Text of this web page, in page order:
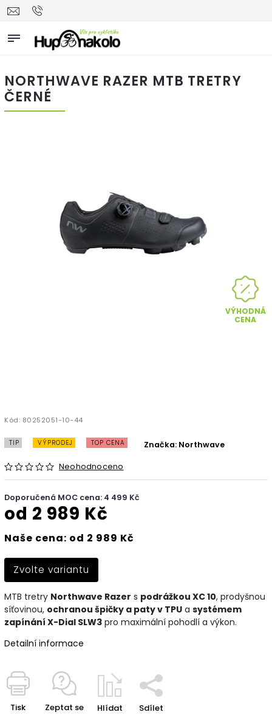
NORTHWAVE RAZER MTB TRETRY
ČERNÉ
VÝHODNÁ
CENA
Kód: 80252051-10-44
TIP VÝPRODEJ TOP CENA
Neohodnoceno
Značka: Northwave
Doporučená MOC cena: 4 499 Kč
od 2 989 Kč
Naše cena: od 2 989 Kč
Zvolte variantu
MTB tretry Northwave Razer s podrážkou XC 10, prodyšnou
síťovinou, ochranou špičky a paty v TPU a systémem
zapínání X-Dial SLW3 pro maximální pohodlí a výkon.
Detailní informace
Tisk Zeptat se Hlídat Sdílet